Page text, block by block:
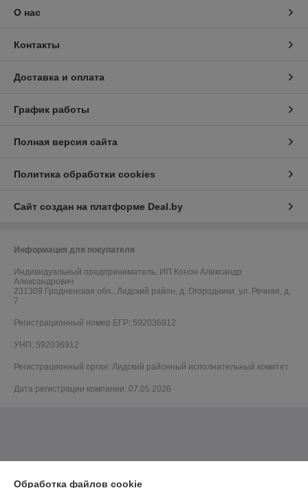
О нас
Контакты
Доставка и оплата
График работы
Полная версия сайта
Политика обработки cookies
Сайт создан на платформе Deal.by
Информация для покупателя
Индивидуальный предприниматель: ИП Конон Александр
Александрович
231309 Гродненская обл., Лидский район, д. Огородники, ул. Речная, д.
7
Регистрационный номер ЕГР: 592036912
УНП: 592036912
Регистрационный орган: Лидский районный исполнительный комитет
Дата регистрации компании: 07.05.2026
Обработка файлов cookie